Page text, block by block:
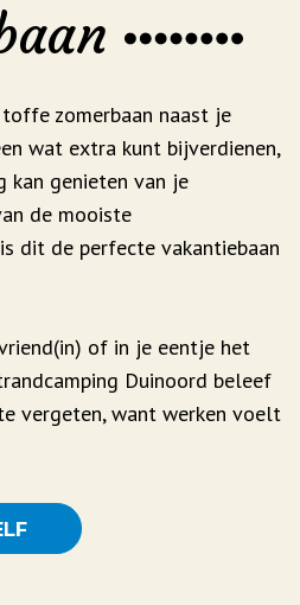
zomerbaan naast je
wat extra kunt bijverdienen,
kan genieten van je
de mooiste
dit de perfecte vakantiebaan
of in je eentje het
Duinoord beleef
vergeten, want werken voelt